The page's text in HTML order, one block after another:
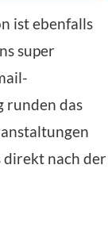
ist ebenfalls
super
runden das
direkt nach der